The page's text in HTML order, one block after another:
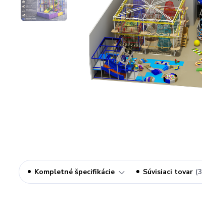
Kompletné špecifikácie Súvisiaci tovar 3